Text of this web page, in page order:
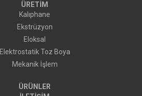
ÜRETİM
Kalıphane
Ekstrüzyon
Eloksal
Elektrostatik Toz Boya
Mekanik İşlem
ÜRÜNLER